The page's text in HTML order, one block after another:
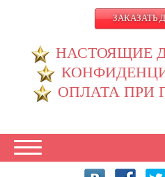
ЗАКАЗАТЬ
НАСТОЯЩИЕ
ОПЛАТА ПРИ